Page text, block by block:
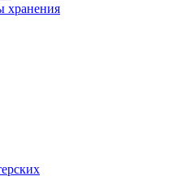
хранения